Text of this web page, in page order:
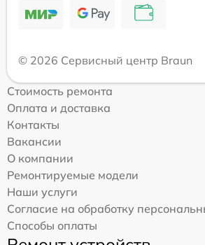
© 2026 Сервисный центр Braun
Стоимость ремонта
Оплата и доставка
Контакты
Вакансии
О компании
Ремонтируемые модели
Наши услуги
Согласие на обработку
Способы оплаты